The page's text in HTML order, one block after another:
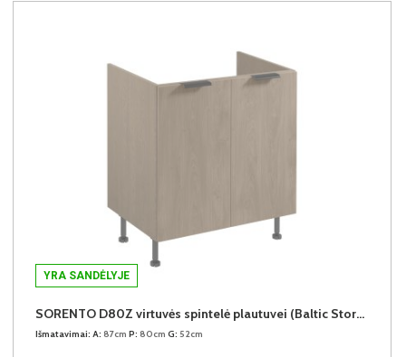
YRA SANDĖLYJE
SORENTO D80Z virtuvės spintelė plautuvei (Baltic Storm/Baltic Storm)
Išmatavimai: A: 87cm P: 80cm G: 52cm